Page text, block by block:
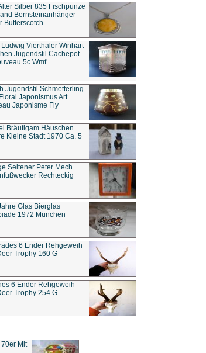
Silber 835 Fischpunze
Bernsteinanhänger
Butterscotch
Ludwig Vierthaler Winhart
Jugendstil Cachepot
5c Wmf
Jugendstil Schmetterling
Japonismus Art
Japonisme Fly
Bräutigam Häuschen
Kleine Stadt 1970 Ca. 5
Seltener Peter Mech.
Rechteckig
Glas Bierglas
1972 München
6 Ender Rehgeweih
Trophy 160 G
6 Ender Rehgeweih
Trophy 254 G
Mit